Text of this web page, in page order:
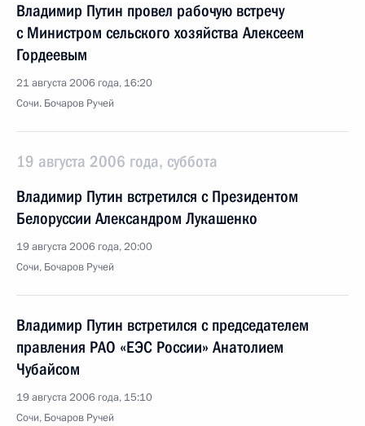
Владимир Путин провел рабочую встречу
с Министром сельского хозяйства Алексеем
Гордеевым
21 августа 2006 года, 16:20
Сочи. Бочаров Ручей
19 августа 2006 года, суббота
Владимир Путин встретился с Президентом
Белоруссии Александром Лукашенко
19 августа 2006 года, 20:00
Сочи, Бочаров Ручей
Владимир Путин встретился с председателем
правления РАО «ЕЭС России» Анатолием
Чубайсом
19 августа 2006 года, 15:10
Сочи, Бочаров Ручей